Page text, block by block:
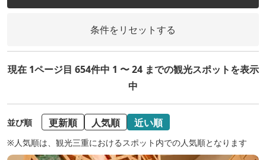
条件をリセットする
現在 1ページ目 654件中 1 〜 24 までの観光スポットを表示
中
並び順 更新順 人気順 近い順
※人気順は、観光三重におけるスポット内での人気順となります